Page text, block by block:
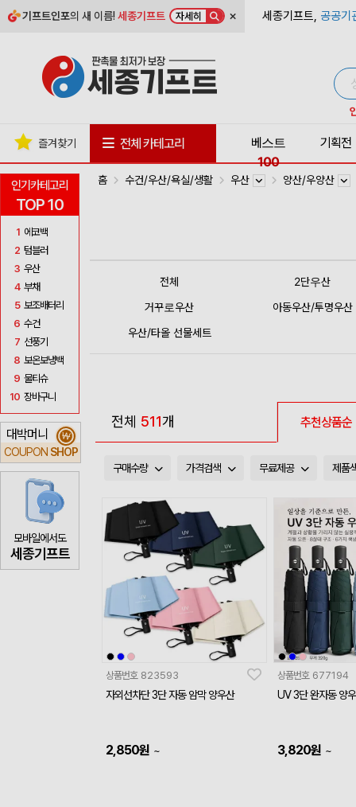
기프트인포의 새 이름!세종기프트 자세히 × 세종기프트, 공공기
인기카테고리
TOP 10
1 에코백
2 텀블러
3 우산
4 부채
5 보조배터리
6 수건
7 선풍기
8 보온보냉백
9 물티슈
10 장바구니
대박머니
COUPON SHOP
₩
모바일에서도
세종기프트
즐겨찾기 전체 카테고리
베스트
100
기획전
홈 수건/우산/욕실/생활 우산 양산/우양산
전체
2단우산
거꾸로우산
아동우산/투명우산
우산/타올 선물세트
전체 511개 추천상품순
구매수량 가격검색 무료제공 제품
상품번호 823593
자외선차단 3단 자동 암막 양우산
2,850원 ~
상품번호 677194
UV 3단 완자동 양
3,820원 ~